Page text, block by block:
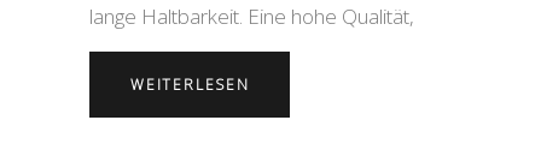
lange Haltbarkeit. Eine hohe Qualität,
WEITERLESEN